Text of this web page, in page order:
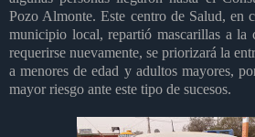
Pozo Almonte. Este centro de Salud, en
municipio local, repartió mascarillas a la
requerirse nuevamente, se priorizará la
a menores de edad y adultos mayores,
mayor riesgo ante este tipo de sucesos.